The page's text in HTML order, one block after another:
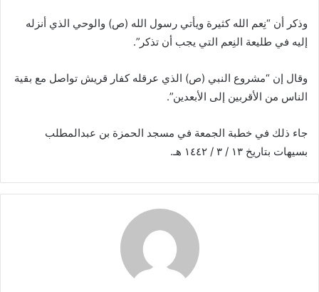
وذكر أن “نِعم الله كثيرة ويأتي رسول الله (ص) والوحي الذي أنزله
إليه في طليعة النِعم التي يجب أن تذكر”.
وقال إن “مشروع النبي (ص) الذي عرقله كفار قريش تواصل مع بقية
الناس من الأقربين إلى الأبعدين”.
جاء ذلك في خطبة الجمعة في مسجد الحمزة بن عبدالمطلب
بسيهات بتاريخ ١٣ / ٣ / ١٤٤٢ هـ.